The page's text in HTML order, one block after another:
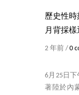
歷史性
月背採樣
2 年前 /0
6月25日
著陸於內